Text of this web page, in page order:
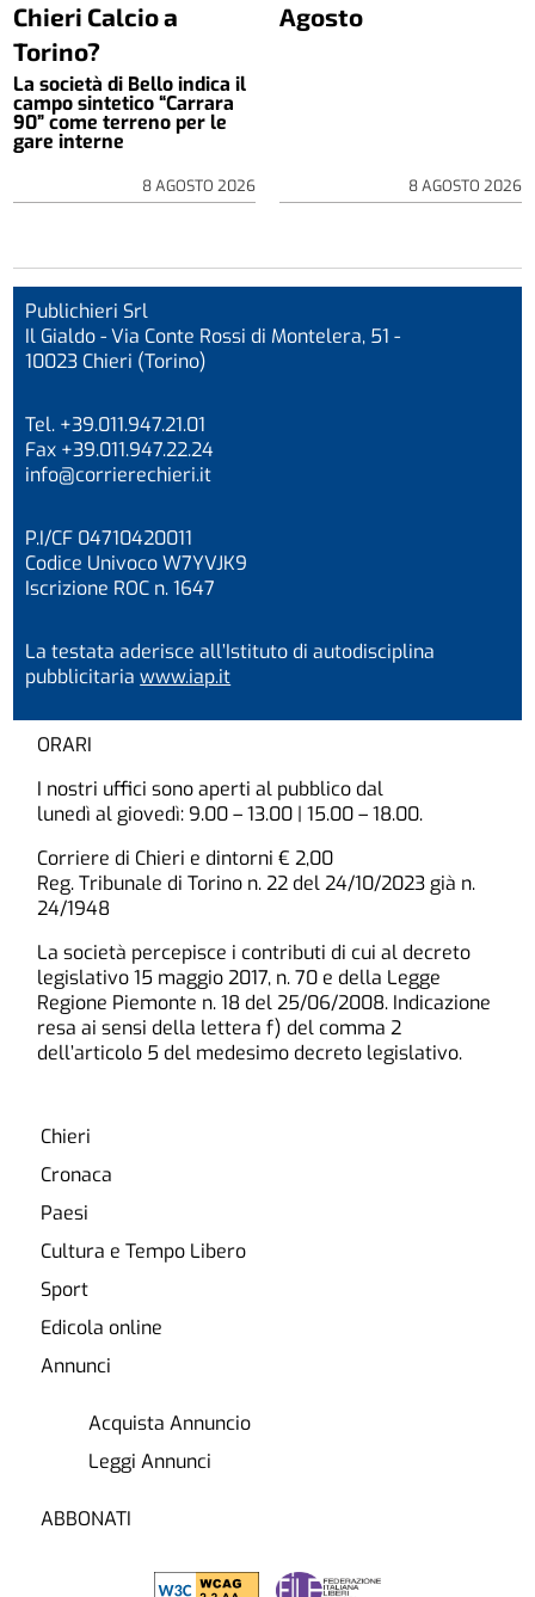
Chieri Calcio a
Torino?
La società di Bello indica il
campo sintetico “Carrara
90” come terreno per le
gare interne
8 AGOSTO 2026
Agosto
8 AGOSTO 2026
Publichieri Srl
Il Gialdo - Via Conte Rossi di Montelera, 51 -
10023 Chieri (Torino)
Tel. +39.011.947.21.01
Fax +39.011.947.22.24
info@corrierechieri.it
P.I/CF 04710420011
Codice Univoco W7YVJK9
Iscrizione ROC n. 1647
La testata aderisce all’Istituto di autodisciplina
pubblicitariawww.iap.it
ORARI
I nostri uffici sono aperti al pubblico dal
lunedì al giovedì: 9.00 – 13.00 | 15.00 – 18.00.
Corriere di Chieri e dintorni € 2,00
Reg. Tribunale di Torino n. 22 del 24/10/2023 già n.
24/1948
La società percepisce i contributi di cui al decreto
legislativo 15 maggio 2017, n. 70 e della Legge
Regione Piemonte n. 18 del 25/06/2008. Indicazione
resa ai sensi della lettera f) del comma 2
dell’articolo 5 del medesimo decreto legislativo.
Chieri
Cronaca
Paesi
Cultura e Tempo Libero
Sport
Edicola online
Annunci
Acquista Annuncio
Leggi Annunci
ABBONATI